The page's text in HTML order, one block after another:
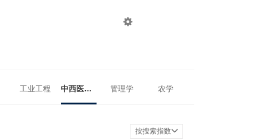

工业工程 中西医结合 管理学 农学
按搜索指数